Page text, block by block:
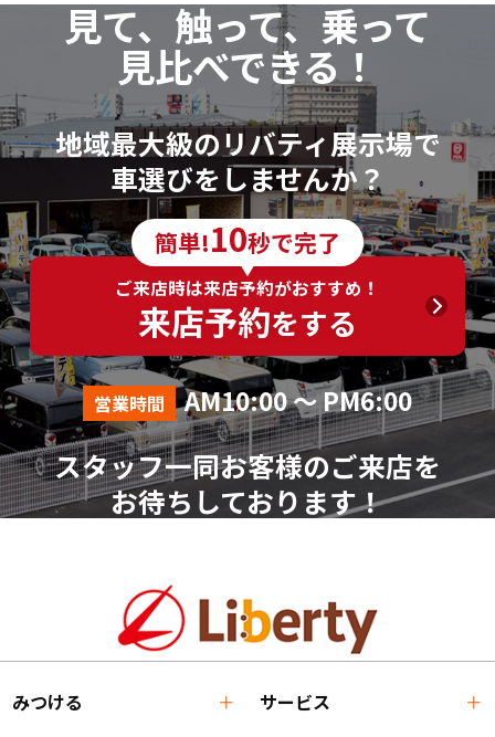
見て、触って、乗って
見比べできる！
地域最大級のリバティ展示場で
車選びをしませんか？
簡単!10秒で完了
ご来店時は来店予約がおすすめ！
来店予約をする
営業時間 AM10:00 ～ PM6:00
スタッフ一同お客様のご来店を
お待ちしております！
みつける サービス